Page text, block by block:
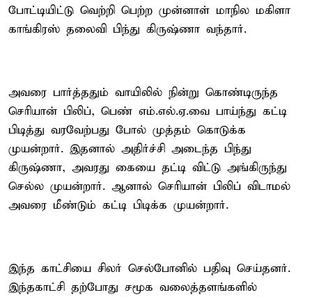
போட்டியிட்டு வெற்றி பெற்ற முன்னாள் மாநில மகிளா
காங்கிரஸ் தலைவி பிந்து கிருஷ்ணா வந்தார்.
அவரை பார்த்ததும் வாயிலில் நின்று கொண்டிருந்த
செரியான் பிலிப், பெண் எம்.எல்.ஏ.வை பாய்ந்து கட்டி
பிடித்து வரவேற்பது போல் முத்தம் கொடுக்க
முயன்றார். இதனால் அதிர்ச்சி அடைந்த பிந்து
கிருஷ்ணா, அவரது கையை தட்டி விட்டு அங்கிருந்து
செல்ல முயன்றார். ஆனால் செரியான் பிலிப் விடாமல்
அவரை மீண்டும் கட்டி பிடிக்க முயன்றார்.
இந்த காட்சியை சிலர் செல்போனில் பதிவு செய்தனர்.
இந்தகாட்சி தற்போது சமூக வலைத்தளங்களில்